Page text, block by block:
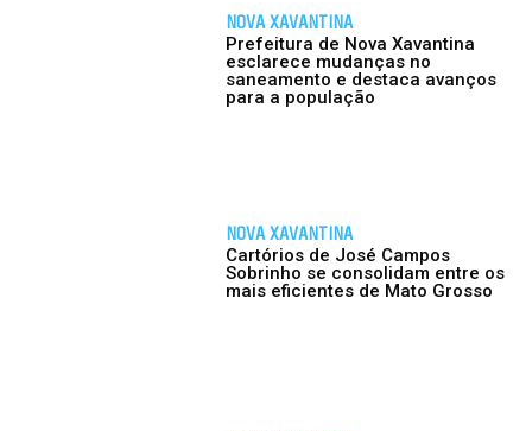
NOVA XAVANTINA
Prefeitura de Nova Xavantina
esclarece mudanças no
saneamento e destaca avanços
para a população
NOVA XAVANTINA
Cartórios de José Campos
Sobrinho se consolidam entre os
mais eficientes de Mato Grosso